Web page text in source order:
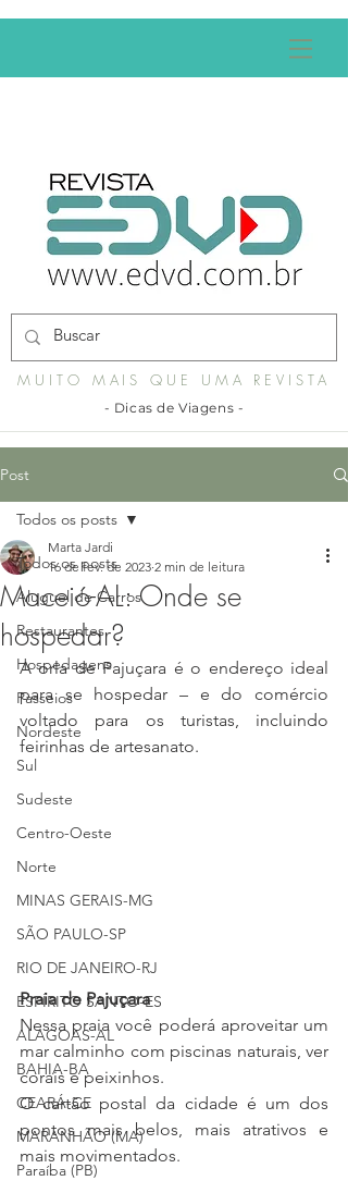
MUITO MAIS QUE UMA REVISTA
- Dicas de Viagens -
Post
Todos os posts
Aluguel de Carros
Restaurantes
Hospedagens
Passeios
Nordeste
Sul
Sudeste
Centro-Oeste
Norte
MINAS GERAIS-MG
SÃO PAULO-SP
RIO DE JANEIRO-RJ
ESPÍRITO SANTO-ES
ALAGOAS-AL
BAHIA-BA
CEARÁ-CE
MARANHÃO (MA)
Paraíba (PB)
Todos os posts
Maceió-AL: Onde se
hospedar?
Marta Jardi
16 de fev. de 2023 2 min de leitura
A orla de Pajuçara é o endereço ideal
para se hospedar – e do comércio
voltado para os turistas, incluindo
feirinhas de artesanato.
Praia de Pajuçara
Nessa praia você poderá aproveitar um
mar calminho com piscinas naturais, ver
corais e peixinhos.
O cartão postal da cidade é um dos
pontos mais belos, mais atrativos e
mais movimentados.